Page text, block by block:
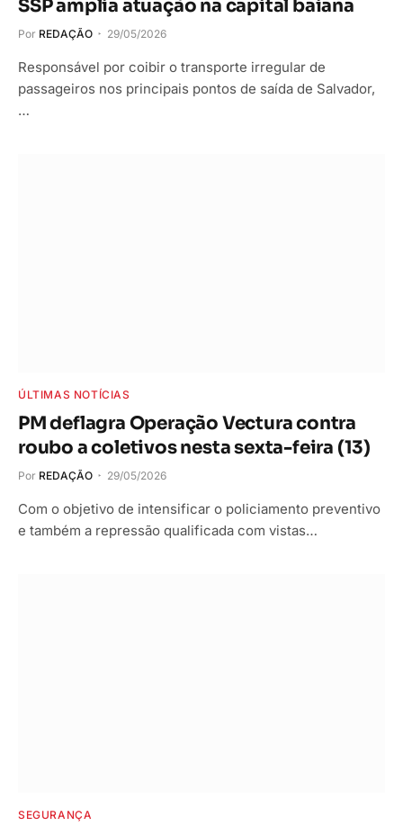
SSP amplia atuação na capital baiana
Por REDAÇÃO 29/05/2026
Responsável por coibir o transporte irregular de
passageiros nos principais pontos de saída de Salvador,
…
ÚLTIMAS NOTÍCIAS
PM deflagra Operação Vectura contra
roubo a coletivos nesta sexta-feira (13)
Por REDAÇÃO 29/05/2026
Com o objetivo de intensificar o policiamento preventivo
e também a repressão qualificada com vistas…
SEGURANÇA